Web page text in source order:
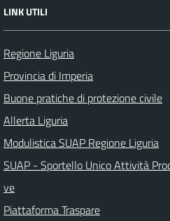
LINK UTILI
Regione Liguria
Provincia di Imperia
Buone pratiche di protezione civile
Allerta Liguria
Modulistica SUAP Regione Liguria
SUAP - Sportello Unico Attività
ve
Piattaforma Traspare